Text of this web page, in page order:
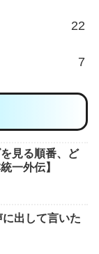
22
7
見る順番、ど
一外伝】
出して言いた